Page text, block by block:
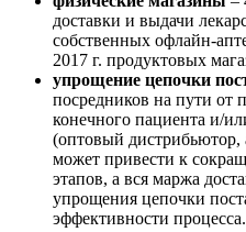
доставки и выдачи
собственных офлайн-
2017 г. продуктовых
упрощение цепочки
посредников на пути от
конечного пациента и/
(оптовый дистрибьютор,
может привести к
этапов, а вся маржа
упрощения цепочки
эффективности процесса.